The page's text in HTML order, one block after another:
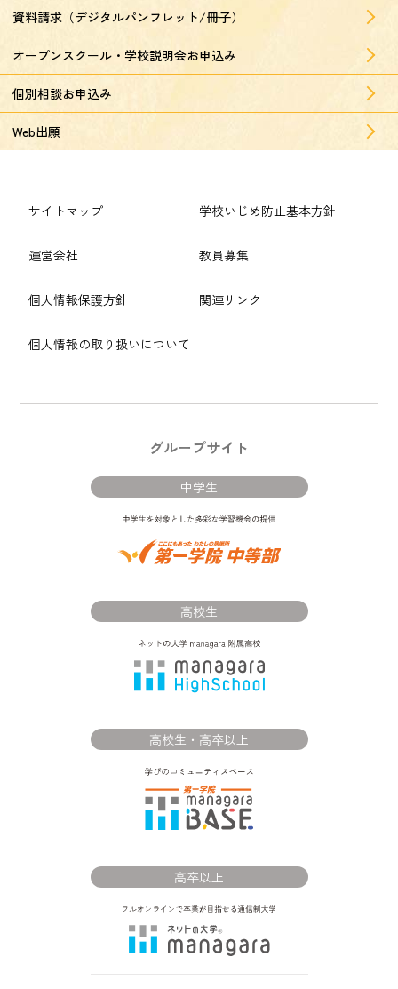
資料請求（デジタルパンフレット/冊子）
オープンスクール・学校説明会お申込み
個別相談お申込み
Web出願
サイトマップ
運営会社
個人情報保護方針
個人情報の取り扱いについて
学校いじめ防止基本方針
教員募集
関連リンク
グループサイト
中学生
高校生
高校生・高卒以上
高卒以上